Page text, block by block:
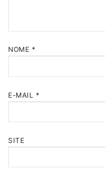
NOME *
E-MAIL *
SITE